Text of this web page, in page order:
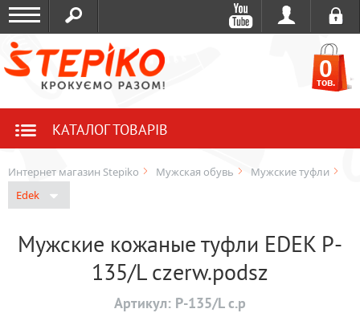
0
тов.
КАТАЛОГ ТОВАРІВ
Интернет магазин Stepiko Мужская обувь
Мужские туфли
Edek
Мужские кожаные туфли EDEK P-
135/L czerw.podsz
Артикул: P-135/L c.p